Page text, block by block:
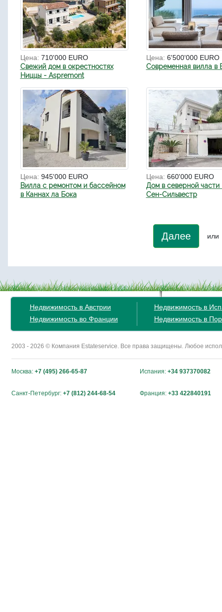
Цена: 710'000 EURO
Свежий дом в окрестностях
Ниццы - Aspremont
Цена: 6'500'000 EURO
Современная вилла в
Цена: 945'000 EURO
Вилла с ремонтом и бассейном
в Каннах ла Бока
Цена: 660'000 EURO
Дом в северной части
Сен-Сильвестр
Далее или
Недвижимость в Австрии
Недвижимость во Франции
Недвижимость в
Недвижимость в
2003 - 2026 © Компания Estateservice. Все права защищены. Любое
Москва: +7 (495) 266-65-87 Испания: +34 937370082
Санкт-Петербург: +7 (812) 244-68-54 Франция: +33 422840191